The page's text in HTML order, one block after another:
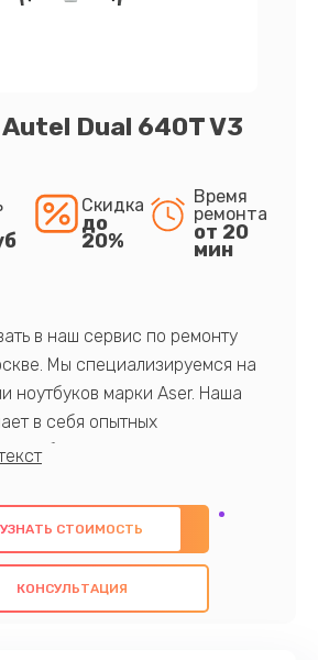
Dual 640T V3
Скидка
до
20%
Время
ремонта
от 20
мин
в наш сервис по ремонту
Мы специализируемся на
ноутбуков марки Aser. Наша
в себя опытных
с обширными знаниями и
и качественный ремонт с
оригинальных компонентов, а
качество всех
Наша цель - предоставить
УЗНАТЬ СТОИМОСТЬ
КОНСУЛЬТАЦИЯ